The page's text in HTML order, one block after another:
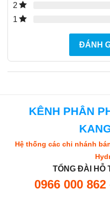
2
1
ĐÁNH
KÊNH PHÂN
Hệ thống các chi nhánh
TỔNG ĐÀI HỖ
0966 000